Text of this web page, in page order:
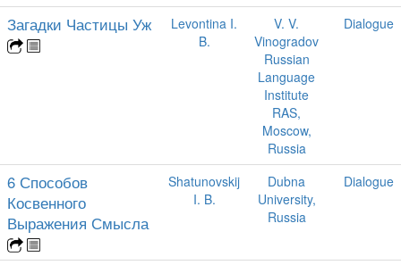
Загадки Частицы Уж
Levontina I.
B.
V. V.
Vinogradov
Russian
Language
Institute
RAS,
Moscow,
Russia
Dialogue
6 Способов
Косвенного
Выражения Смысла
Shatunovskij
I. B.
Dubna
University,
Russia
Dialogue